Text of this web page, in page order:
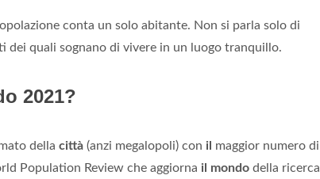
conta un solo abitante. Non si parla solo di
dei quali sognano di vivere in un luogo tranquillo.
2021?
della città (anzi megalopoli) con il maggior numero di
Population Review che aggiorna il mondo della ricerca